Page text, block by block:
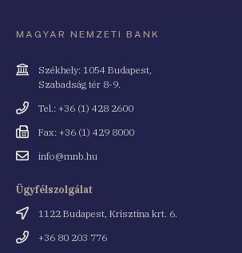
MAGYAR NEMZETI BANK
Cím
Székhely: 1054 Budapest,
Szabadság tér 8-9.
Telefonszám
Tel.: +36 (1) 428 2600
Fax
Fax: +36 (1) 429 8000
Emailinfo@mnb.hu
Ügyfélszolgálat
Cím
1122 Budapest, Krisztina krt. 6.
Telefonszám
+36 80 203 776